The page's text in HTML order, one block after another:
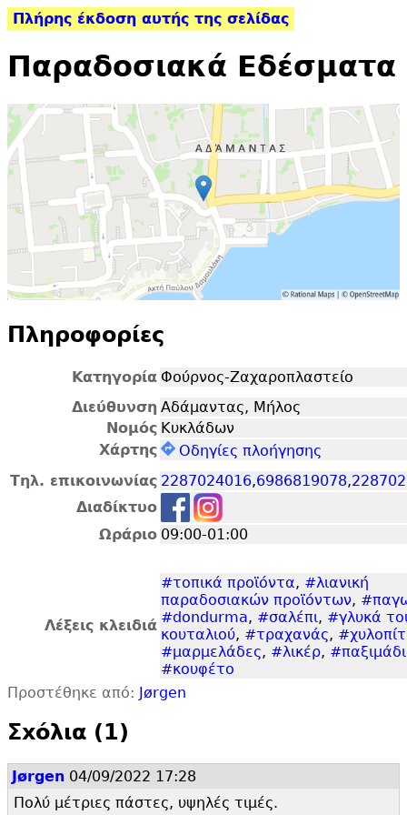
Πλήρης έκδοση αυτής της σελίδας
Παραδοσιακά Εδέσματα
Πληροφορίες
Κατηγορία Φούρνος-Ζαχαροπλαστείο
Διεύθυνση Αδάμαντας, Μήλος
Νομός Κυκλάδων
Χάρτης
Οδηγίες πλοήγησης
Τηλ. επικοινωνίας 2287024016,6986819078,
Διαδίκτυο
Ωράριο 09:00-01:00
Λέξεις κλειδιά
#τοπικά προϊόντα, #λιανική
παραδοσιακών προϊόντων,
#dondurma, #σαλέπι, #γλυκά
κουταλιού, #τραχανάς,
#μαρμελάδες, #λικέρ,
#κουφέτο
Προστέθηκε από: Jørgen
Σxόλια (1)
Jørgen 04/09/2022 17:28
Πολύ μέτριες πάστες, υψηλές τιμές.